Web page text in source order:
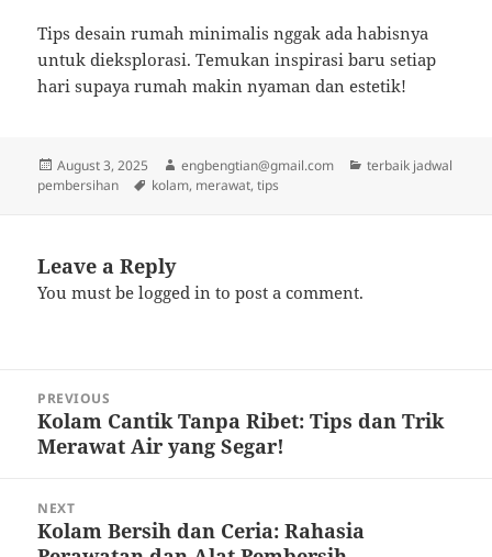
Tips desain rumah minimalis nggak ada habisnya
untuk dieksplorasi. Temukan inspirasi baru setiap
hari supaya rumah makin nyaman dan estetik!
Posted
on
August 3, 2025 Author
engbengtian@gmail.com Categories
terbaik jadwal
pembersihan
Tags
kolam, merawat,tips
Leave a Reply
You must belogged in to post a comment.
navigation
PREVIOUS
Previous
post:
Kolam Cantik Tanpa Ribet: Tips dan Trik
Merawat Air yang Segar!
NEXT
Next
Kolam Bersih dan Ceria: Rahasia